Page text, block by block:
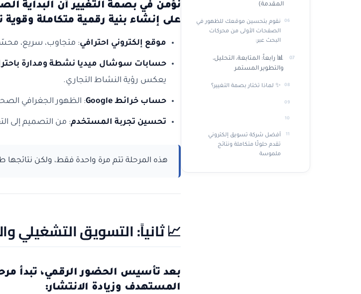
نؤمن في بصمة التغيير أن البداية
على إنشاء بنية رقمية متكاملة
موقع إلكتروني احترافي: متجاوب، سريع،
حسابات سوشال ميديا نشطة ومدارة
يعكس رؤية النشاط التجاري.
حساب خرائط Google : الظهور الجغرافي
تحسين تجربة المستخدم: من التصميم إلى
هذه المرحلة تتم مرة واحدة فقط، ولكن نتائجها
📈ثانياً: التسويق التشغيلي
بعد تأسيس الحضور الرقمي، تبدأ
المستهدف وزيادة الانتشار:
المقدمة)
نقوم بتحسين موقعك للظهور في
الصفحات الأولى من محركات
البحث عبر:
📊 رابعاً: المتابعة، التحليل،
والتطوير المستمر
✨ لماذا تختار بصمة التغيير؟
أفضل شركة تسويق إلكتروني
تقدم حلولًا متكاملة ونتائج
ملموسة